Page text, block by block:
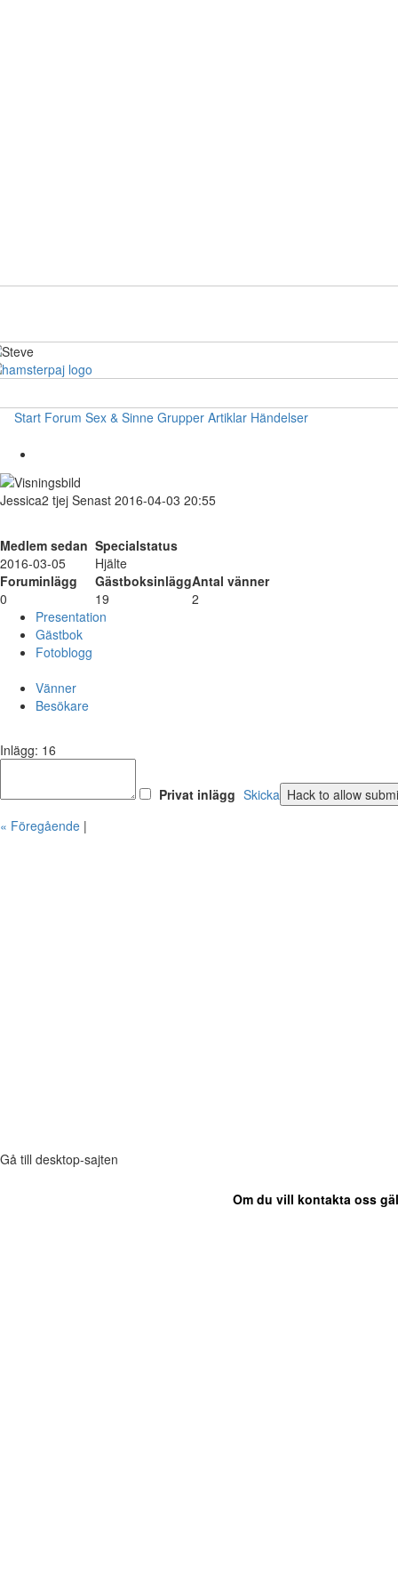
Start Forum Sex & Sinne Grupper Artiklar Händelser
Jessica2 tjej Senast 2016-04-03 20:55
Medlem sedan Specialstatus
2016-03-05
Hjälte
Foruminlägg
GästboksinläggAntal vänner
0
19
2
Presentation
Gästbok
Fotoblogg
Vänner
Besökare
Inlägg: 16
Privat inlägg Skicka
« Föregående |
Gå till desktop-sajten
Om du vill kontakta oss